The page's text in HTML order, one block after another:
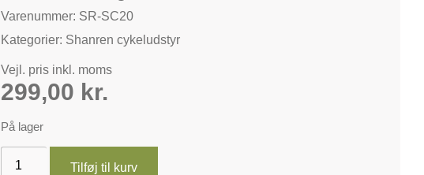
Varenummer: SR-SC20
Kategorier: Shanren cykeludstyr
Vejl. pris inkl. moms
299,00 kr.
På lager
Tilføj til kurv